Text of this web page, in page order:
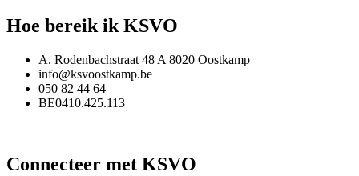
Hoe bereik ik KSVO
A. Rodenbachstraat 48 A 8020 Oostkamp
info@ksvoostkamp.be
050 82 44 64
BE0410.425.113
Connecteer met KSVO